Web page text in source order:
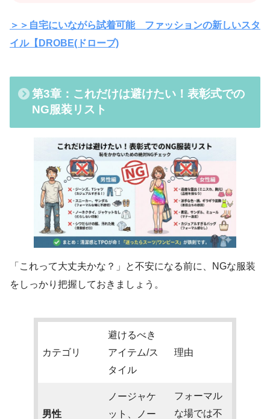
＞＞自宅にいながら試着可能 ファッションの新しいスタ
イル【DROBE(ドローブ)
第3章：これだけは避けたい！表彰式での
NG服装リスト
「これって大丈夫かな？」と不安になる前に、NGな服装
をしっかり把握しておきましょう。
カテゴリ
避けるべき
アイテム/ス
タイル
理由
男性
ノージャケ
ット、ノー
フォーマル
な場では不